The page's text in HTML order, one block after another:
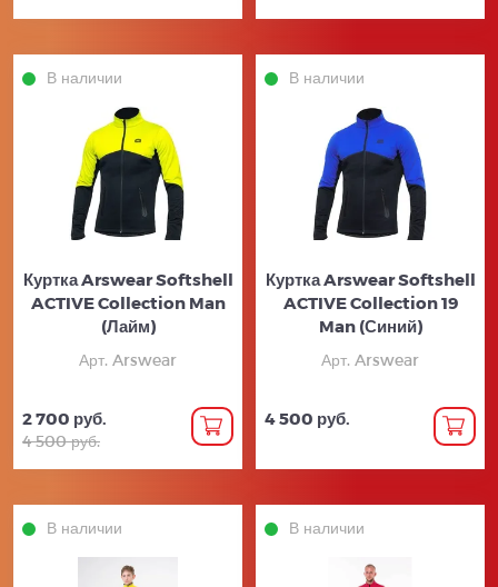
В наличии
Куртка Arswear Softshell
ACTIVE Collection Man
(Лайм)
Арт. Arswear
2 700 руб.
4 500 руб.
В наличии
Куртка Arswear Softshell
ACTIVE Collection 19
Man (Синий)
Арт. Arswear
4 500 руб.
В наличии В наличии